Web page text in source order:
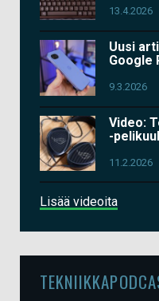
13.4.2026
Uusi
Google
9.3.2026
Video:
-
11.2.2026
Lisää videoita